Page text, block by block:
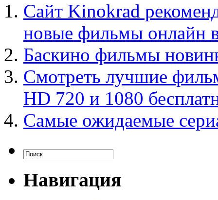
Сайт Kinokrad
новые фильмы онлайн
Баскино фильмы
Смотреть лучшие
HD 720 и 1080
Самые ожидаемые
Навигация